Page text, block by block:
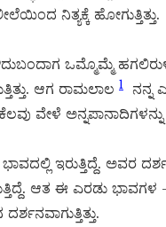
ನಿತ್ಯಕ್ಕೆ ಹೋಗುತ್ತಿತ್ತು.
ಒಮ್ಮೊಮ್ಮೆ
ಆಗ ರಾಮಲಾಲ 1
ನನ್ನ
ವೇಳೆ ಅನ್ನಪಾನಾದಿಗಳನ್ನು
ಭಾವದಲ್ಲಿ ಇರುತ್ತಿದ್ದೆ. ಅವರ
ಆತ ಈ ಎರಡು